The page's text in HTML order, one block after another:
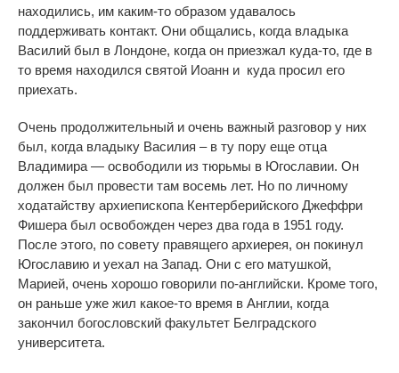
находились, им каким-то образом удавалось
поддерживать контакт. Они общались, когда владыка
Василий был в Лондоне, когда он приезжал куда-то, где в
то время находился святой Иоанн и куда просил его
приехать.
Очень продолжительный и очень важный разговор у них
был, когда владыку Василия – в ту пору еще отца
Владимира — освободили из тюрьмы в Югославии. Он
должен был провести там восемь лет. Но по личному
ходатайству архиепископа Кентерберийского Джеффри
Фишера был освобожден через два года в 1951 году.
После этого, по совету правящего архиерея, он покинул
Югославию и уехал на Запад. Они с его матушкой,
Марией, очень хорошо говорили по-английски. Кроме того,
он раньше уже жил какое-то время в Англии, когда
закончил богословский факультет Белградского
университета.